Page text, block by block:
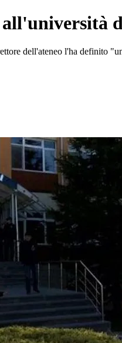
dell'ateneo l'ha definito